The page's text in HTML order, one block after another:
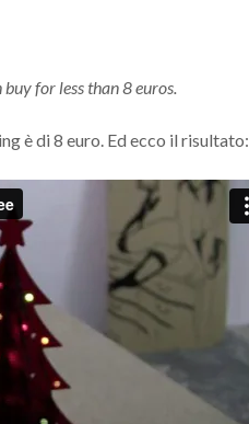
for less than 8 euros.
è di 8 euro. Ed ecco il risultato: